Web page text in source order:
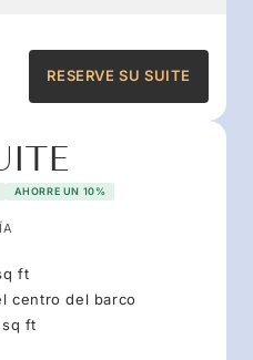
RESERVE SU SUITE
AHORRE UN 10%
ft
centro del barco
sq ft